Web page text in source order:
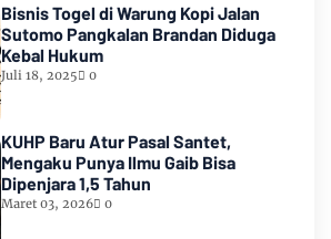
Bisnis Togel di Warung Kopi Jalan
Sutomo Pangkalan Brandan Diduga
Kebal Hukum
Juli 18, 2025 0
KUHP Baru Atur Pasal Santet,
Mengaku Punya Ilmu Gaib Bisa
Dipenjara 1,5 Tahun
Maret 03, 2026 0